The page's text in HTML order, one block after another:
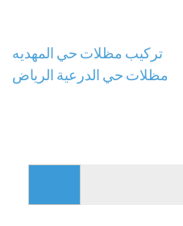
تركيب مظلات حي المهديه
مظلات حي الدرعية الرياض